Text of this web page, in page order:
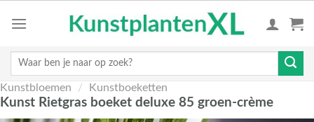
Zoeken
Kunstbloemen / Kunstboeketten
Kunst Rietgras boeket deluxe 85 groen-crème